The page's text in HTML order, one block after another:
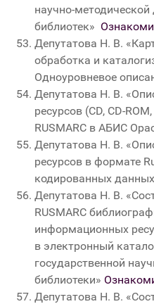
научно-
библиотек»
Депутатова Н. В.
обработка и
Одноуровневое
Депутатова Н. В.
ресурсов (CD, CD-
RUSMARC в АБИС
Депутатова Н. В.
ресурсов в формате
кодированных
Депутатова Н. В. «
RUSMARC
информационных
в электронный
государственной
библиотеки»
Депутатова Н. В.